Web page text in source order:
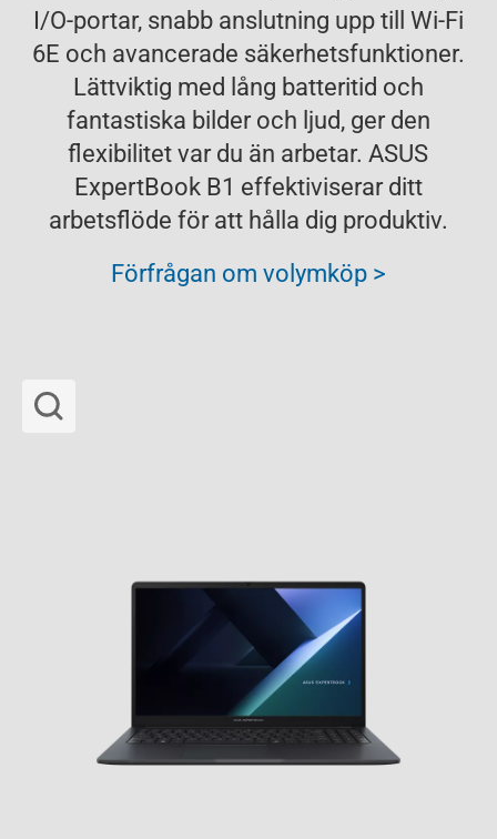
I/O-portar, snabb anslutning upp till Wi-Fi
6E och avancerade säkerhetsfunktioner.
Lättviktig med lång batteritid och
fantastiska bilder och ljud, ger den
flexibilitet var du än arbetar. ASUS
ExpertBook B1 effektiviserar ditt
arbetsflöde för att hålla dig produktiv.
Förfrågan om volymköp